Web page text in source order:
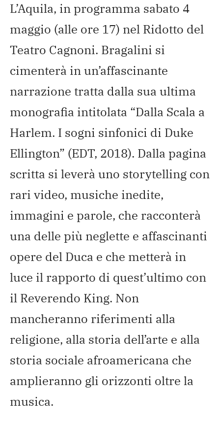
L’Aquila, in programma sabato 4
maggio (alle ore 17) nel Ridotto del
Teatro Cagnoni. Bragalini si
cimenterà in un’affascinante
narrazione tratta dalla sua ultima
monografia intitolata “Dalla Scala a
Harlem. I sogni sinfonici di Duke
Ellington” (EDT, 2018). Dalla pagina
scritta si leverà uno storytelling con
rari video, musiche inedite,
immagini e parole, che racconterà
una delle più neglette e affascinanti
opere del Duca e che metterà in
luce il rapporto di quest’ultimo con
il Reverendo King. Non
mancheranno riferimenti alla
religione, alla storia dell’arte e alla
storia sociale afroamericana che
amplieranno gli orizzonti oltre la
musica.